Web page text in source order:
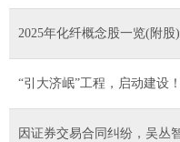
2025年化纤概念股一览(附股
“引大济岷”工程，启动建设
因证券交易合同纠纷，吴丛